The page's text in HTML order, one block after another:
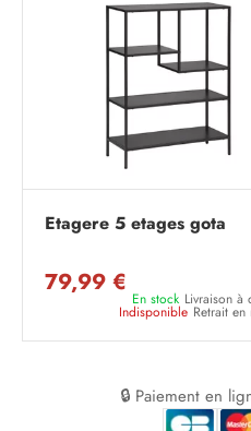
Etagere 5 etages gota
79,99 €
En stock Livraison à
Indisponible Retrait en
🔒 Paiement en